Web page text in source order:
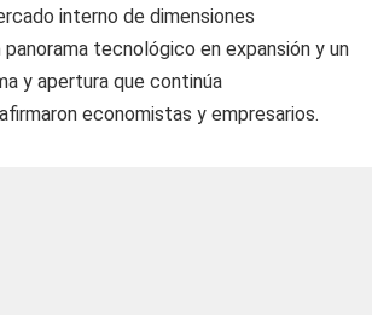
interno de dimensiones
panorama tecnológico en expansión y un
y apertura que continúa
economistas y empresarios.